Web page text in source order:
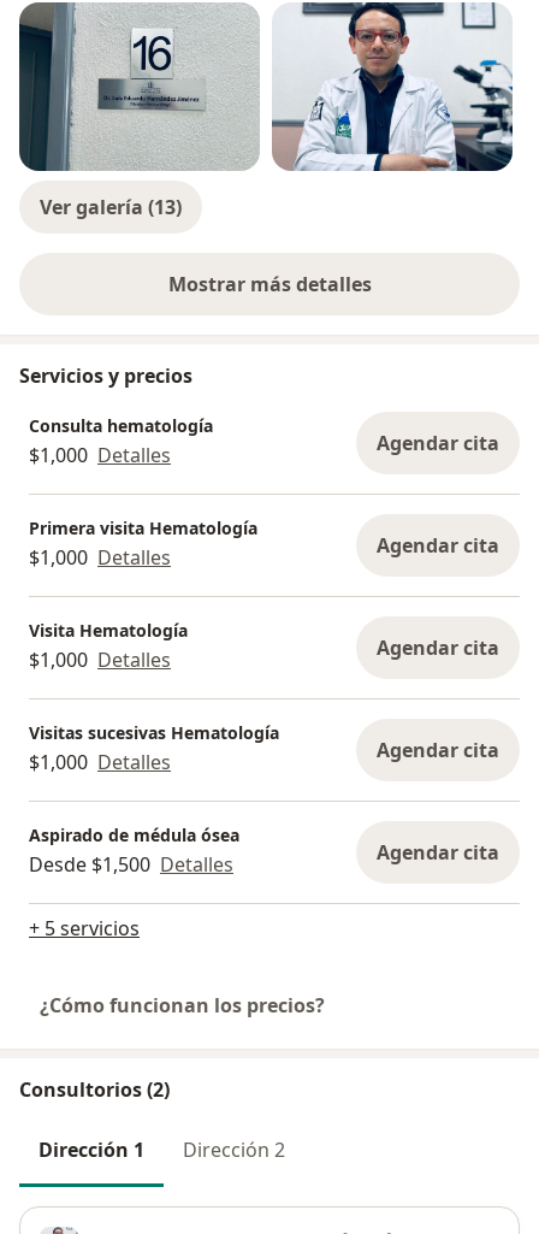
Ver galería (13)
Mostrar más detalles
sobre la experiencia
Servicios y precios
Consulta hematología
$1,000 Detalles Agendar cita
Primera visita Hematología
$1,000 Detalles Agendar cita
Visita Hematología
$1,000 Detalles Agendar cita
Visitas sucesivas Hematología
$1,000 Detalles Agendar cita
Aspirado de médula ósea
Desde $1,500 Detalles Agendar cita
+ 5 servicios
¿Cómo funcionan los precios?
Consultorios (2)
Dirección 1 Dirección 2